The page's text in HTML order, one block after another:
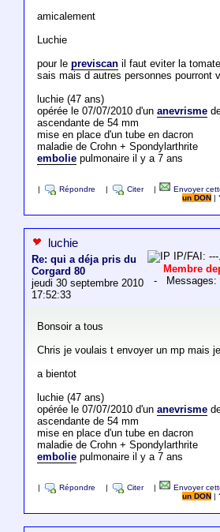
amicalement
Luchie
pour le previscanil faut eviter la
sais mais d autres personnes pourront
luchie (47 ans)
opérée le 07/07/2010 d'un anevrisme
ascendante de 54 mm
mise en place d'un tube en dacron
maladie de Crohn + Spondylarthrite
emboliepulmonaire il y a 7 ans
Répondre Citer Envoyer
un DON
|
luchie
Re: qui a déja pris du
Corgard 80
jeudi 30 septembre 2010
17:52:33
IP/FAI:
Membre
- Messages:
Bonsoir a tous
Chris je voulais t envoyer un mp mais
a bientot
luchie (47 ans)
opérée le 07/07/2010 d'un anevrisme
ascendante de 54 mm
mise en place d'un tube en dacron
maladie de Crohn + Spondylarthrite
emboliepulmonaire il y a 7 ans
Répondre Citer Envoyer
un DON
|